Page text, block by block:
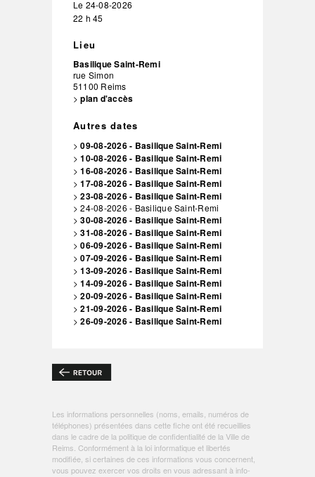
Le 24-08-2026
22 h 45
Lieu
Basilique Saint-Remi
rue Simon
51100 Reims
>plan d'accès
Autres dates
>09-08-2026 - Basilique Saint-Remi
>10-08-2026 - Basilique Saint-Remi
>16-08-2026 - Basilique Saint-Remi
>17-08-2026 - Basilique Saint-Remi
>23-08-2026 - Basilique Saint-Remi
> 24-08-2026 - Basilique Saint-Remi
>30-08-2026 - Basilique Saint-Remi
>31-08-2026 - Basilique Saint-Remi
>06-09-2026 - Basilique Saint-Remi
>07-09-2026 - Basilique Saint-Remi
>13-09-2026 - Basilique Saint-Remi
>14-09-2026 - Basilique Saint-Remi
>20-09-2026 - Basilique Saint-Remi
>21-09-2026 - Basilique Saint-Remi
>26-09-2026 - Basilique Saint-Remi
Les informations personnelles (noms, emails, numéros de
téléphones) présentées dans cette fiche ont été recueillies
dans le cadre de la politique deconfidentialité de la Ville de
Reims . Conformément à la loi informatique et libertés
modifiée, si certaines de ces informations vous concernent,
vous pouvez exercer vos droits en vous adressant à info-